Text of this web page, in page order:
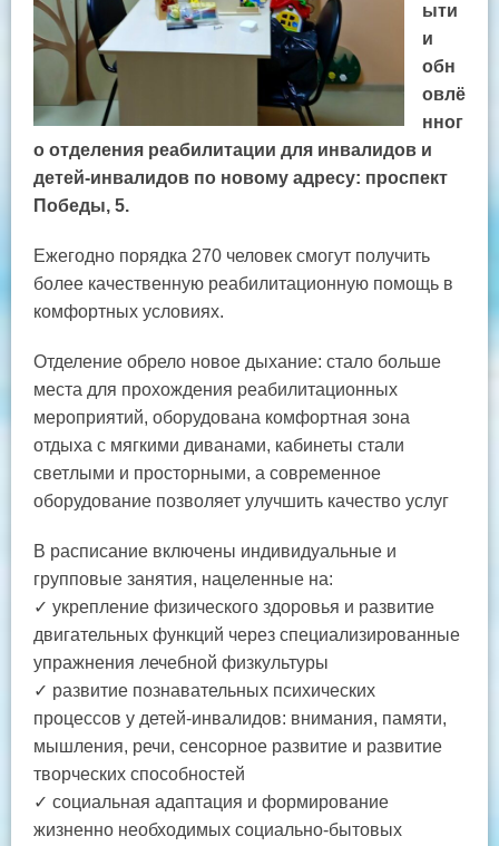
ыти
и
обн
овлё
нног
о отделения реабилитации для инвалидов и
детей-инвалидов по новому адресу: проспект
Победы, 5.
Ежегодно порядка 270 человек смогут получить
более качественную реабилитационную помощь в
комфортных условиях.
Отделение обрело новое дыхание: стало больше
места для прохождения реабилитационных
мероприятий, оборудована комфортная зона
отдыха с мягкими диванами, кабинеты стали
светлыми и просторными, а современное
оборудование позволяет улучшить качество услуг
В расписание включены индивидуальные и
групповые занятия, нацеленные на:
✓ укрепление физического здоровья и развитие
двигательных функций через специализированные
упражнения лечебной физкультуры
✓ развитие познавательных психических
процессов у детей-инвалидов: внимания, памяти,
мышления, речи, сенсорное развитие и развитие
творческих способностей
✓ социальная адаптация и формирование
жизненно необходимых социально-бытовых